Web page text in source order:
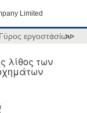
Limited
Γύρος εργοστασίων
>>
λίθος των